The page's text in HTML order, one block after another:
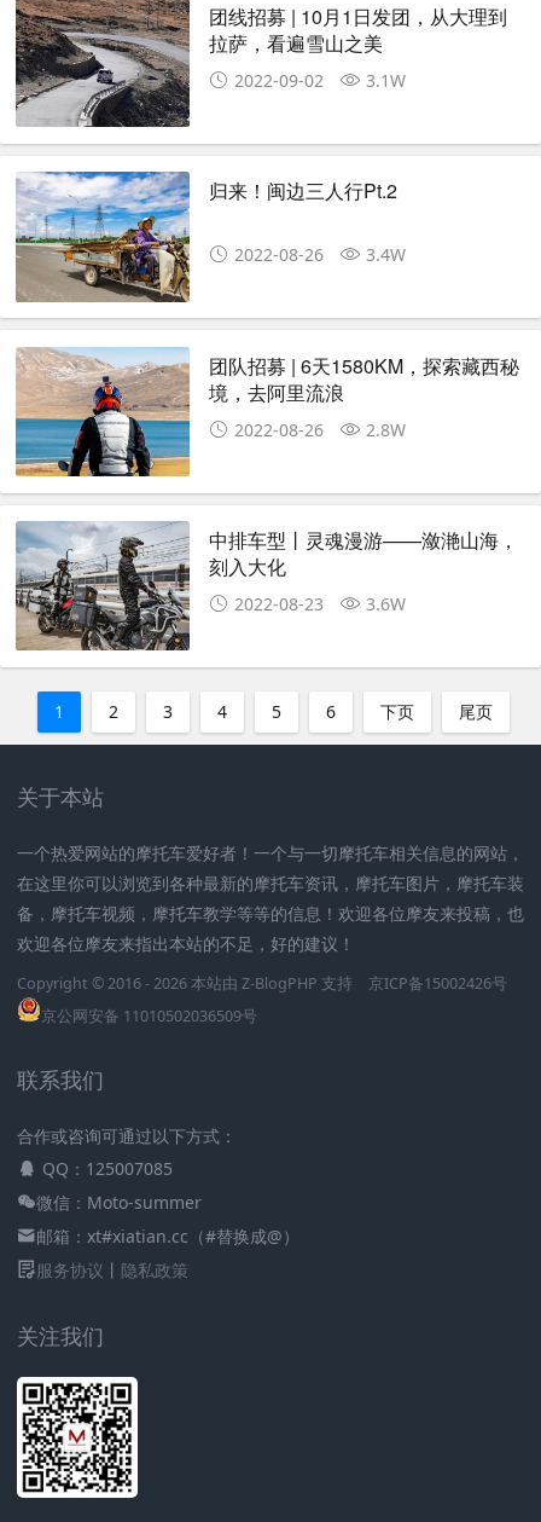
团线招募 | 10月1日发团，从大理到
拉萨，看遍雪山之美
2022-09-02 3.1W
归来！闽边三人行Pt.2
2022-08-26 3.4W
团队招募 | 6天1580KM，探索藏西秘
境，去阿里流浪
2022-08-26 2.8W
中排车型丨灵魂漫游——潋滟山海，
刻入大化
2022-08-23 3.6W
1 2 3 4 5 6 下页 尾页
关于本站
一个热爱网站的摩托车爱好者！一个与一切摩托车相关信息的网站，
在这里你可以浏览到各种最新的摩托车资讯，摩托车图片，摩托车装
备，摩托车视频，摩托车教学等等的信息！欢迎各位摩友来投稿，也
欢迎各位摩友来指出本站的不足，好的建议！
Copyright © 2016 - 2026 本站由 Z-BlogPHP 支持
京ICP备15002426号
京公网安备 11010502036509号
联系我们
合作或咨询可通过以下方式：
QQ：125007085
微信：Moto-summer
邮箱：xt#xiatian.cc（#替换成@）
服务协议 丨 隐私政策
关注我们